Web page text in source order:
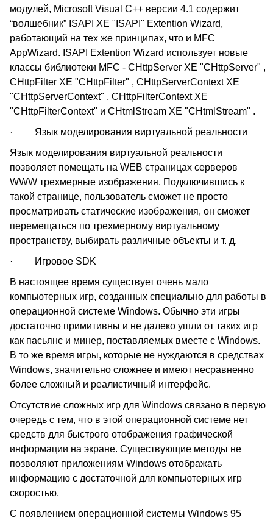
модулей, Microsoft Visual C++ версии 4.1 содержит
“волшебник” ISAPI XE "ISAPI" Extention Wizard,
работающий на тех же принципах, что и MFC
AppWizard. ISAPI Extention Wizard использует новые
классы библиотеки MFC - CHttpServer XE "CHttpServer" ,
CHttpFilter XE "CHttpFilter" , CHttpServerContext XE
"CHttpServerContext" , CHttpFilterContext XE
"CHttpFilterContext" и CHtmlStream XE "CHtmlStream" .
· Язык моделирования виртуальной реальности
Язык моделирования виртуальной реальности
позволяет помещать на WEB страницах серверов
WWW трехмерные изображения. Подключившись к
такой странице, пользователь сможет не просто
просматривать статические изображения, он сможет
перемещаться по трехмерному виртуальному
пространству, выбирать различные объекты и т. д.
· Игровое SDK
В настоящее время существует очень мало
компьютерных игр, созданных специально для работы в
операционной системе Windows. Обычно эти игры
достаточно примитивны и не далеко ушли от таких игр
как пасьянс и минер, поставляемых вместе с Windows.
В то же время игры, которые не нуждаются в средствах
Windows, значительно сложнее и имеют несравненно
более сложный и реалистичный интерфейс.
Отсутствие сложных игр для Windows связано в первую
очередь с тем, что в этой операционной системе нет
средств для быстрого отображения графической
информации на экране. Существующие методы не
позволяют приложениям Windows отображать
информацию с достаточной для компьютерных игр
скоростью.
С появлением операционной системы Windows 95